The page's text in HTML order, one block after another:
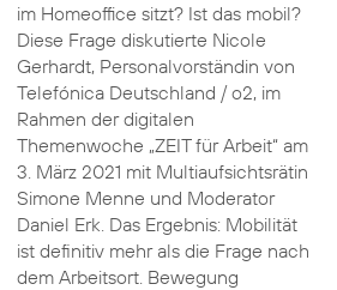
im Homeoffice sitzt? Ist das mobil?
Diese Frage diskutierte Nicole
Gerhardt, Personalvorständin von
Telefónica Deutschland / o2, im
Rahmen der digitalen
Themenwoche „ZEIT für Arbeit“ am
3. März 2021 mit Multiaufsichtsrätin
Simone Menne und Moderator
Daniel Erk. Das Ergebnis: Mobilität
ist definitiv mehr als die Frage nach
dem Arbeitsort. Bewegung